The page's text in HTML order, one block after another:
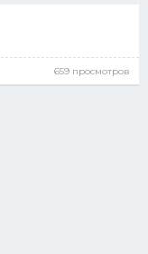
659 просмотров